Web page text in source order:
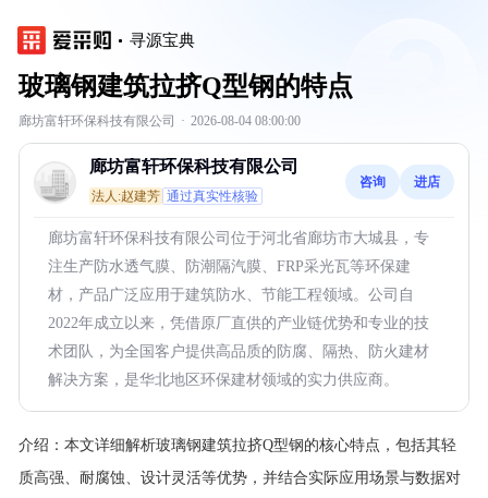
寻源宝典
玻璃钢建筑拉挤Q型钢的特点
廊坊富轩环保科技有限公司 · 2026-08-04 08:00:00
廊坊富轩环保科技有限公司
法人:赵建芳 通过真实性核验
咨询 进店
廊坊富轩环保科技有限公司位于河北省廊坊市大城县，专
注生产防水透气膜、防潮隔汽膜、FRP采光瓦等环保建
材，产品广泛应用于建筑防水、节能工程领域。公司自
2022年成立以来，凭借原厂直供的产业链优势和专业的技
术团队，为全国客户提供高品质的防腐、隔热、防火建材
解决方案，是华北地区环保建材领域的实力供应商。
介绍： 本文详细解析玻璃钢建筑拉挤Q型钢的核心特点，包括其轻
质高强、耐腐蚀、设计灵活等优势，并结合实际应用场景与数据对